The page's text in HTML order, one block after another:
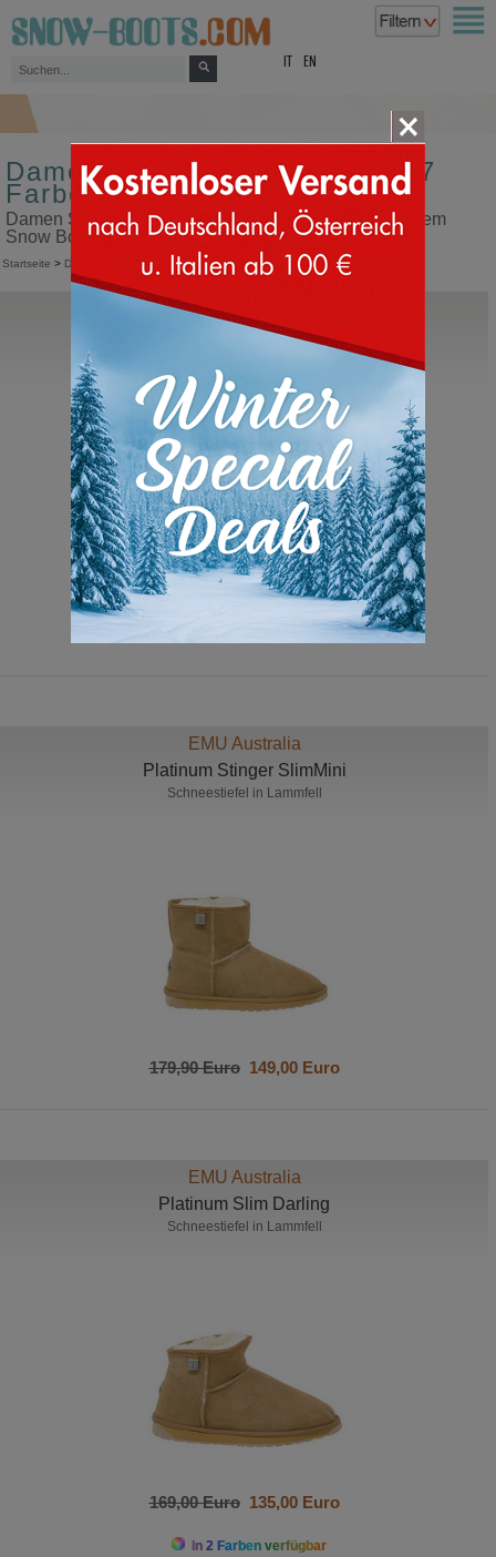
EN
Damen Schneestiefel Größe 37
Farbe braun
Damen Schneestiefel Größe 37 Farbe braun in unserem
Snow Boots Online Shop kaufen
Startseite > Damen Schneestiefel
MOU
New Eskimo Studs Stones
279,00 Euro 169,00 Euro
EMU Australia
Platinum Stinger SlimMini
Schneestiefel in Lammfell
179,90 Euro149,00 Euro
EMU Australia
Platinum Slim Darling
Schneestiefel in Lammfell
169,00 Euro135,00 Euro
In 2 Farben verfügbar